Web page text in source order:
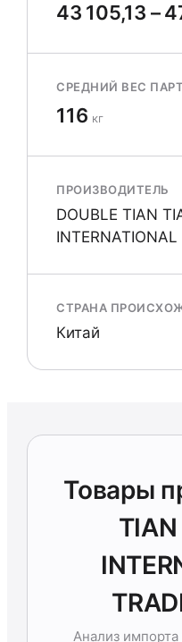
43 105,13 –
СРЕДНИЙ ВЕС
116 кг
ПРОИЗВОДИТЕЛЬ
DOUBLE TIAN
INTERNATIONAL
СТРАНА
Китай
Товары
Анализ